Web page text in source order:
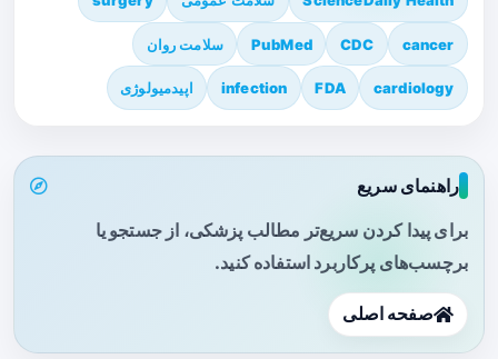
cancer
CDC
PubMed سلامت روان
cardiology
FDA
infection اپیدمیولوژی
راهنمای سریع
برای پیدا کردن سریع‌تر مطالب پزشکی، از جستجو یا
برچسب‌های پرکاربرد استفاده کنید.
صفحه اصلی